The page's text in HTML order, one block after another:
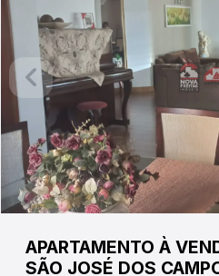
APARTAMENTO À
SÃO JOSÉ DOS